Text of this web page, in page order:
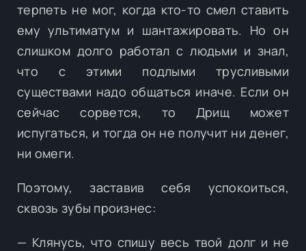
терпеть не мог, когда кто-то смел ставить
ему ультиматум и шантажировать. Но он
слишком долго работал с людьми и знал,
что с этими подлыми трусливыми
существами надо общаться иначе. Если он
сейчас сорвется, то Дрищ может
испугаться, и тогда он не получит ни денег,
ни омеги.
Поэтому, заставив себя успокоиться,
сквозь зубы произнес:
— Клянусь, что спишу весь твой долг и не